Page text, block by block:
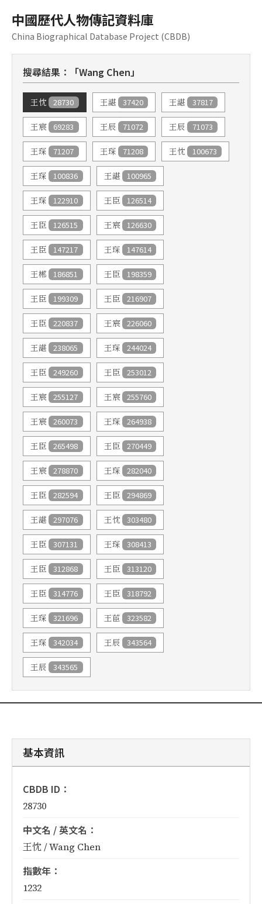
中國歷代人物傳記資料庫
China Biographical Database Project (CBDB)
搜尋結果：「Wang Chen」
王忱 28730 王諶 37420 王諶 37817
王宸 69283 王辰 71072 王辰 71073
王琛 71207 王琛 71208 王忱 100673
王琛 100836 王諶 100965
王琛 122910 王臣 126514
王臣 126515 王宸 126630
王臣 147217 王琛 147614
王郴 186851 王臣 198359
王臣 199309 王臣 216907
王臣 220837 王宸 226060
王諶 238065 王琛 244024
王臣 249260 王臣 253012
王宸 255127 王宸 255760
王宸 260073 王琛 264938
王臣 265498 王臣 270449
王宸 278870 王琛 282040
王臣 282594 王臣 294869
王諶 297076 王忱 303480
王臣 307131 王琛 308413
王臣 312868 王臣 313120
王臣 314776 王臣 318792
王琛 321696 王茞 323582
王琛 342034 王辰 343564
王辰 343565
基本資訊
CBDB ID：
28730
中文名 / 英文名：
王忱 / Wang Chen
指數年：
1232